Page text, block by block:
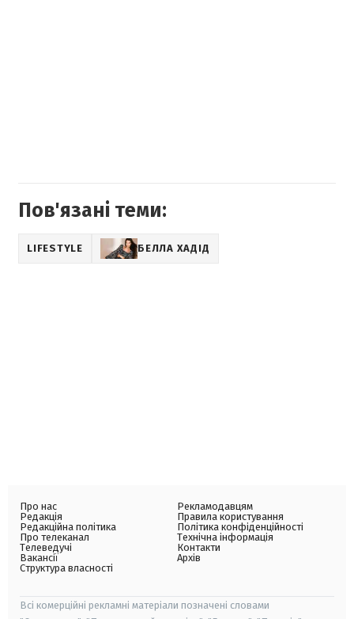
Пов'язані теми:
LIFESTYLE БЕЛЛА ХАДІД
Про нас
Редакція
Редакційна політика
Про телеканал
Телеведучі
Вакансії
Структура власності
Рекламодавцям
Правила користування
Політика конфіденційності
Технічна інформація
Контакти
Архів
Всі комерційні рекламні матеріали позначені словами